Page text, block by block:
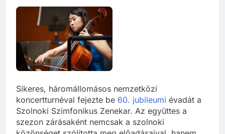
Sikeres, háromállomásos nemzetközi
koncertturnéval fejezte be 60. jubileumi évadát a
Szolnoki Szimfonikus Zenekar. Az együttes a
szezon zárásaként nemcsak a szolnoki